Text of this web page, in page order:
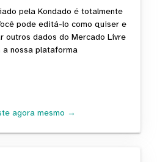
pela Kondado é totalmente
pode editá-lo como quiser e
outros dados do Mercado Livre
a nossa plataforma
agora mesmo →